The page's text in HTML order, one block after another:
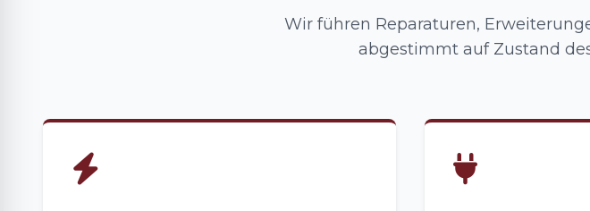
Wir führen Reparaturen,
abgestimmt auf Zustand